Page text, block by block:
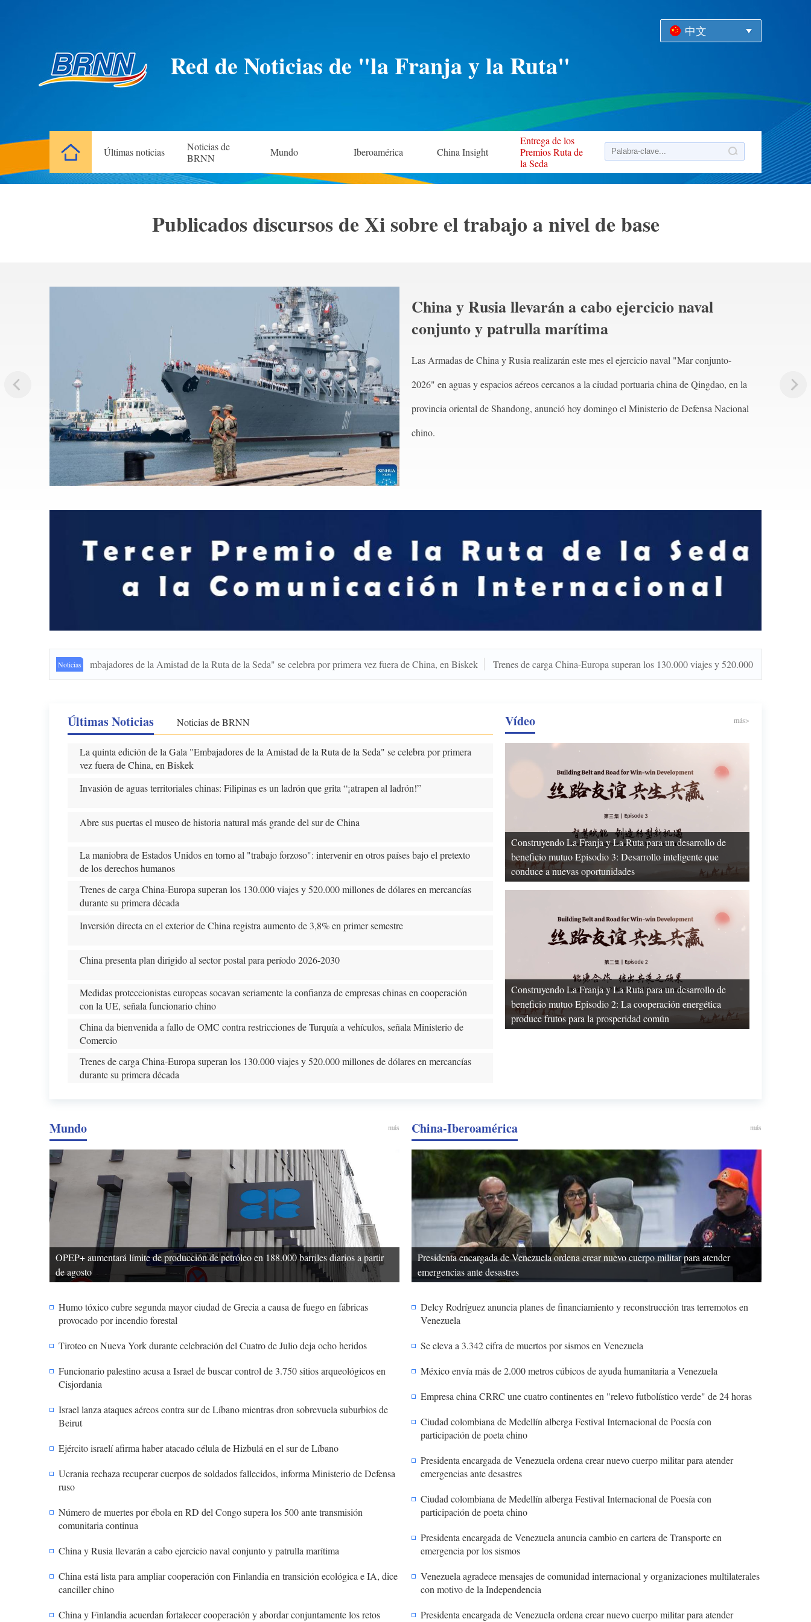
中文
Red de Noticias de "la Franja y la Ruta"
Últimas noticias
Noticias de
BRNN
Mundo Iberoamérica China Insight
Entrega de los
Premios Ruta de
la Seda
Publicados discursos de Xi sobre el trabajo a nivel de base
Corea
China y Rusia llevarán a cabo ejercicio naval
conjunto y patrulla marítima
Las Armadas de China y Rusia realizarán este mes el ejercicio naval "Mar conjunto-
2026" en aguas y espacios aéreos cercanos a la ciudad portuaria china de Qingdao, en la
provincia oriental de Shandong, anunció hoy domingo el Ministerio de Defensa Nacional
chino.
Noticias
de la Gala "Embajadores de la Amistad de la Ruta de la Seda" se celebra por primera vez fuera de China, en Biskek Trenes de carga China-Europa superan los 130.000 viajes y 520.000 millones de dólares
Últimas Noticias Noticias de BRNN
La quinta edición de la Gala "Embajadores de la Amistad de la Ruta de la Seda" se celebra por primera
vez fuera de China, en Biskek
Invasión de aguas territoriales chinas: Filipinas es un ladrón que grita “¡atrapen al ladrón!”
Abre sus puertas el museo de historia natural más grande del sur de China
La maniobra de Estados Unidos en torno al "trabajo forzoso": intervenir en otros países bajo el pretexto
de los derechos humanos
Trenes de carga China-Europa superan los 130.000 viajes y 520.000 millones de dólares en mercancías
durante su primera década
Inversión directa en el exterior de China registra aumento de 3,8% en primer semestre
China presenta plan dirigido al sector postal para período 2026-2030
Medidas proteccionistas europeas socavan seriamente la confianza de empresas chinas en cooperación
con la UE, señala funcionario chino
China da bienvenida a fallo de OMC contra restricciones de Turquía a vehículos, señala Ministerio de
Comercio
Trenes de carga China-Europa superan los 130.000 viajes y 520.000 millones de dólares en mercancías
durante su primera década
Vídeo más>
Construyendo La Franja y La Ruta para un desarrollo de
beneficio mutuo Episodio 3: Desarrollo inteligente que
conduce a nuevas oportunidades
Construyendo La Franja y La Ruta para un desarrollo de
beneficio mutuo Episodio 2: La cooperación energética
produce frutos para la prosperidad común
Mundo más
OPEP+ aumentará límite de producción de petróleo en 188.000 barriles diarios a partir
de agosto
Humo tóxico cubre segunda mayor ciudad de Grecia a causa de fuego en fábricas
provocado por incendio forestal
Tiroteo en Nueva York durante celebración del Cuatro de Julio deja ocho heridos
Funcionario palestino acusa a Israel de buscar control de 3.750 sitios arqueológicos en
Cisjordania
Israel lanza ataques aéreos contra sur de Líbano mientras dron sobrevuela suburbios de
Beirut
Ejército israelí afirma haber atacado célula de Hizbulá en el sur de Líbano
Ucrania rechaza recuperar cuerpos de soldados fallecidos, informa Ministerio de Defensa
ruso
Número de muertes por ébola en RD del Congo supera los 500 ante transmisión
comunitaria continua
China y Rusia llevarán a cabo ejercicio naval conjunto y patrulla marítima
China está lista para ampliar cooperación con Finlandia en transición ecológica e IA, dice
canciller chino
China y Finlandia acuerdan fortalecer cooperación y abordar conjuntamente los retos
China-Iberoamérica más
Presidenta encargada de Venezuela ordena crear nuevo cuerpo militar para atender
emergencias ante desastres
Delcy Rodríguez anuncia planes de financiamiento y reconstrucción tras terremotos en
Venezuela
Se eleva a 3.342 cifra de muertos por sismos en Venezuela
México envía más de 2.000 metros cúbicos de ayuda humanitaria a Venezuela
Empresa china CRRC une cuatro continentes en "relevo futbolístico verde" de 24 horas
Ciudad colombiana de Medellín alberga Festival Internacional de Poesía con
participación de poeta chino
Presidenta encargada de Venezuela ordena crear nuevo cuerpo militar para atender
emergencias ante desastres
Ciudad colombiana de Medellín alberga Festival Internacional de Poesía con
participación de poeta chino
Presidenta encargada de Venezuela anuncia cambio en cartera de Transporte en
emergencia por los sismos
Venezuela agradece mensajes de comunidad internacional y organizaciones multilaterales
con motivo de la Independencia
Presidenta encargada de Venezuela ordena crear nuevo cuerpo militar para atender